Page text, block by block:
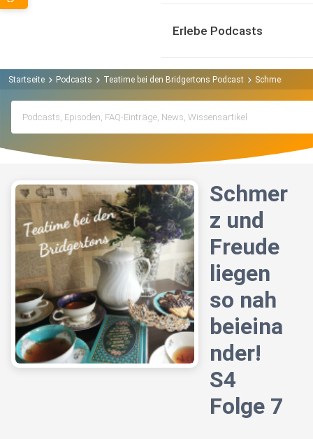
Erlebe Podcasts
Startseite Podcasts Teatime bei den Bridgertons Podcast Schmerz und
Schmer
z und
Freude
liegen
so nah
beieina
nder!
S4
Folge 7